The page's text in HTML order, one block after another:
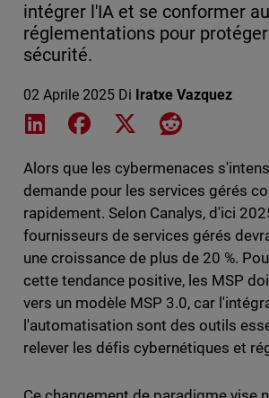
intégrer l'IA et se conformer
réglementations pour
sécurité.
02 Aprile 2025 Di Iratxe Vazquez
Share on LinkedIn
Share on Facebook
Share on XShare on
Alors que les cybermenaces
demande pour les services gérés
rapidement. Selon Canalys, d'ici
fournisseurs de services gérés
une croissance de plus de 20 %.
cette tendance positive, les MSP
vers un modèle MSP 3.0, car
l'automatisation sont des outils
relever les défis cybernétiques et